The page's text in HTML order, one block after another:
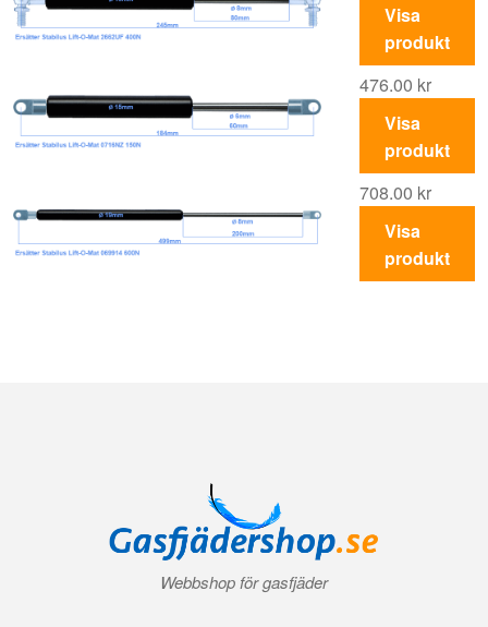
Visa
produkt
476.00 kr
Visa
produkt
708.00 kr
Visa
produkt
Webbshop för gasfjäder